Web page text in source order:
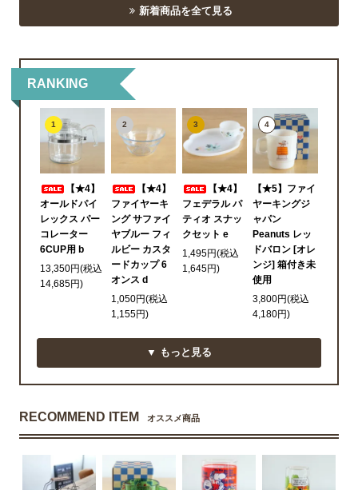
新着商品を全て見る
RANKING
1
【★4】
オールドパイ
レックス パー
コレーター
6CUP用 b
13,350円(税込
14,685円)
2
【★4】
ファイヤーキ
ング サファイ
ヤブルー フィ
ルビー カスタ
ードカップ 6
オンス d
1,050円(税込
1,155円)
3
【★4】
フェデラル パ
ティオ スナッ
クセット e
1,495円(税込
1,645円)
4
【★5】ファイ
ヤーキングジ
ャパン
Peanuts レッ
ドバロン [オレ
ンジ] 箱付き未
使用
3,800円(税込
4,180円)
▼ もっと見る
RECOMMEND ITEM オススメ商品